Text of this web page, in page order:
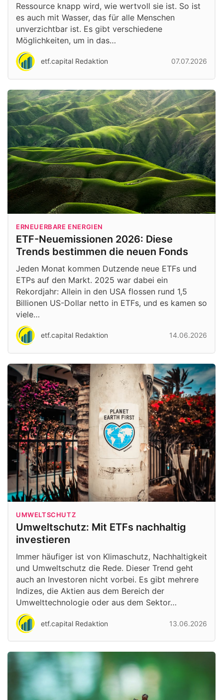
Ressource knapp wird, wie wertvoll sie ist. So ist
es auch mit Wasser, das für alle Menschen
unverzichtbar ist. Es gibt verschiedene
Möglichkeiten, um in das…
etf.capital Redaktion 07.07.2026
ERNEUERBARE ENERGIEN
ETF-Neuemissionen 2026: Diese
Trends bestimmen die neuen Fonds
Jeden Monat kommen Dutzende neue ETFs und
ETPs auf den Markt. 2025 war dabei ein
Rekordjahr: Allein in den USA flossen rund 1,5
Billionen US-Dollar netto in ETFs, und es kamen so
viele…
etf.capital Redaktion 14.06.2026
UMWELTSCHUTZ
Umweltschutz: Mit ETFs nachhaltig
investieren
Immer häufiger ist von Klimaschutz, Nachhaltigkeit
und Umweltschutz die Rede. Dieser Trend geht
auch an Investoren nicht vorbei. Es gibt mehrere
Indizes, die Aktien aus dem Bereich der
Umwelttechnologie oder aus dem Sektor…
etf.capital Redaktion 13.06.2026